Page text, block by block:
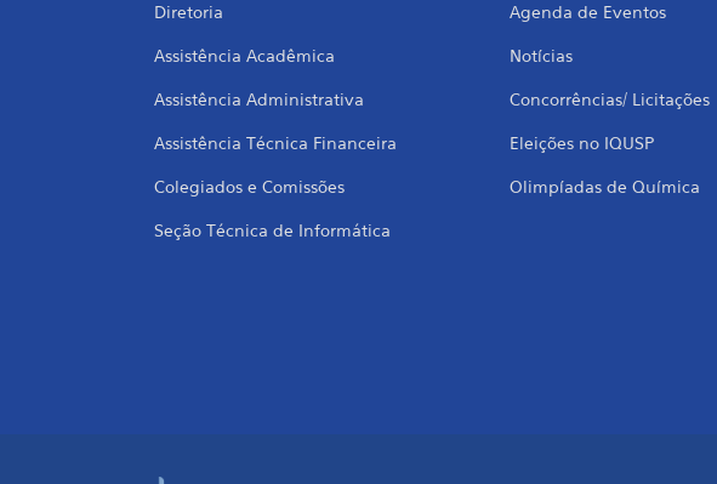
Diretoria
Assistência Acadêmica
Assistência Administrativa
Assistência Técnica Financeira
Colegiados e Comissões
Seção Técnica de Informática
Agenda de Eventos
Notícias
Concorrências/ Licitações
Eleições no IQUSP
Olimpíadas de Química